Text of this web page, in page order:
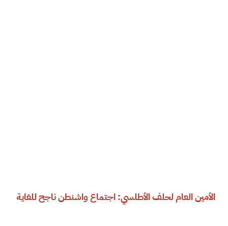
الأمين العام لحلف الأطلسي: اجتماع واشنطن ناجح للغاية